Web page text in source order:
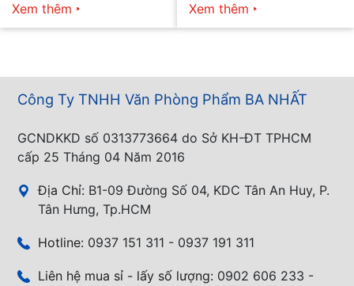
Xem thêm
Xem thêm
Công Ty TNHH Văn Phòng Phẩm BA NHẤT
GCNDKKD số 0313773664 do Sở KH-ĐT TPHCM
cấp 25 Tháng 04 Năm 2016
Địa Chỉ: B1-09 Đường Số 04, KDC Tân An Huy, P.
Tân Hưng, Tp.HCM
Hotline: 0937 151 311 - 0937 191 311
Liên hệ mua sỉ - lấy số lượng: 0902 606 233 -